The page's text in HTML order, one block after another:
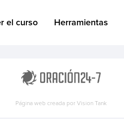
el curso Herramientas
Página web creada por Vision Tank